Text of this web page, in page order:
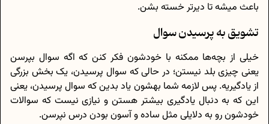
باعث میشه تا دیرتر خسته بشن.
تشویق به پرسیدن سوال
خیلی از بچه‌ها ممکنه با خودشون فکر کنن که اگه سوال بپرسن
یعنی چیزی بلد نیستن؛ در حالی که سوال پرسیدن، یک بخش بزرگی
از یادگیریه. پس لازمه شما بهشون یاد بدین که سوال پرسیدن، یعنی
این که به دنبال یادگیری بیشتر هستن و نیازی نیست که سوالات
خودشون رو به دلایلی مثل ساده و آسون بودن درس نپرسن.